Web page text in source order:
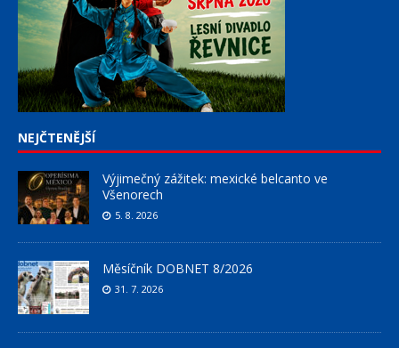
NEJČTENĚJŠÍ
Výjimečný zážitek: mexické belcanto ve
Všenorech
5. 8. 2026
Měsíčník DOBNET 8/2026
31. 7. 2026